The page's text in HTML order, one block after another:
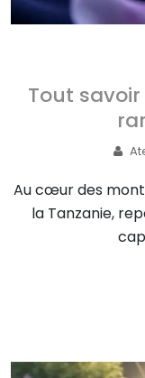
Tout
Au cœur des
la Tanzanie,